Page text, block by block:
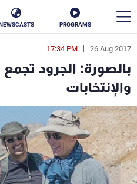
PROGRAMS
26 Aug 2017
17:34 PM
بالصورة: الجرود
والإنتخابات
en
الأخبار
سياسة
إقتصاد
منوعات